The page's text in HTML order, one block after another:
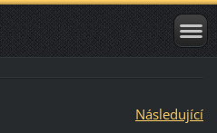
Následující